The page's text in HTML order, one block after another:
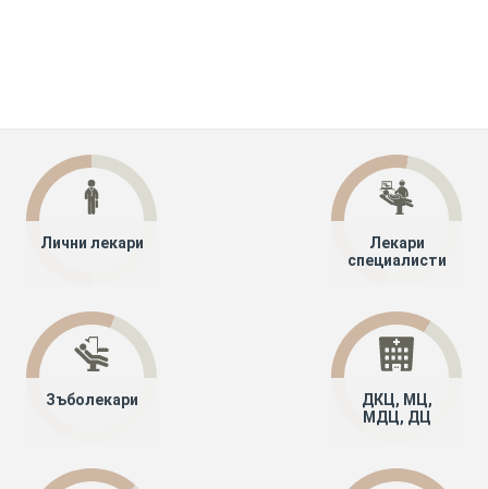
Лични лекари
Лекари
специалисти
Зъболекари
ДКЦ, МЦ,
МДЦ, ДЦ